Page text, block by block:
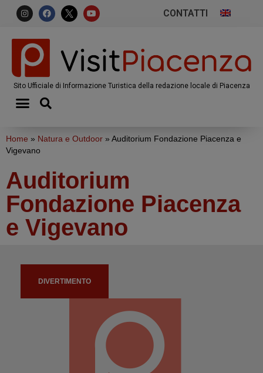
CONTATTI
Sito Ufficiale di Informazione Turistica della redazione locale di Piacenza
Home » Natura e Outdoor » Auditorium Fondazione Piacenza e
Vigevano
Auditorium
Fondazione Piacenza
e Vigevano
DIVERTIMENTO